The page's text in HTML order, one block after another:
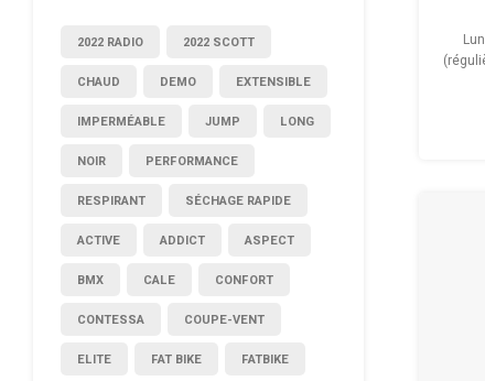
2022 RADIO 2022 SCOTT
CHAUD DEMO EXTENSIBLE
IMPERMÉABLE JUMP LONG
NOIR PERFORMANCE
RESPIRANT SÉCHAGE RAPIDE
ACTIVE ADDICT ASPECT
BMX CALE CONFORT
CONTESSA COUPE-VENT
ELITE FAT BIKE FATBIKE